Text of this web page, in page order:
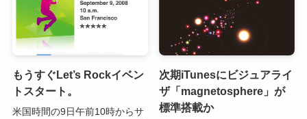
もうすぐLet’s Rockイベン
トスタート。
米国時間の9日午前10時からサ
次期iTunesにビジュアライ
ザ「magnetosphere」が
標準搭載か